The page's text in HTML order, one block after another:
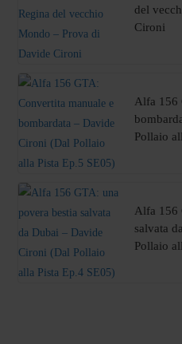
del
Cironi
Alfa 156
Pollaio
Alfa 156
salvata
Pollaio